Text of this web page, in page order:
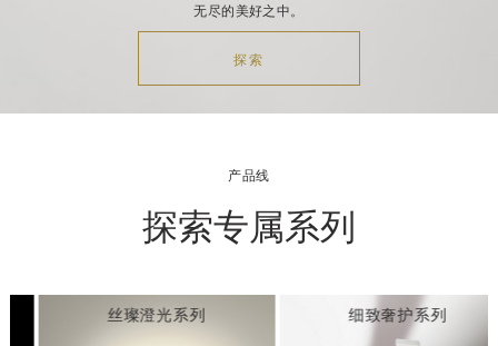
无尽的美好之中。
探索
产品线
探索专属系列
丝璨澄光系列 细致奢护系列